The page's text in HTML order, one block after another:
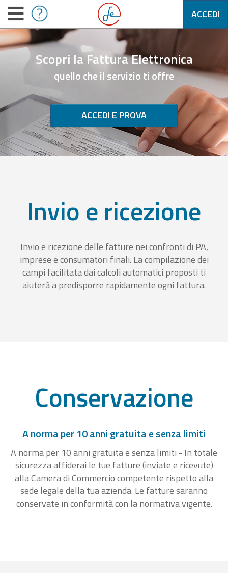
ACCEDI
Scopri la Fattura Elettronica
quello che il servizio ti offre
ACCEDI E PROVA
Invio e ricezione
Invio e ricezione delle fatture nei confronti di PA,
imprese e consumatori finali. La compilazione dei
campi facilitata dai calcoli automatici proposti ti
aiuterà a predisporre rapidamente ogni fattura.
Conservazione
A norma per 10 anni gratuita e senza limiti
A norma per 10 anni gratuita e senza limiti - In totale
sicurezza affiderai le tue fatture (inviate e ricevute)
alla Camera di Commercio competente rispetto alla
sede legale della tua azienda. Le fatture saranno
conservate in conformità con la normativa vigente.